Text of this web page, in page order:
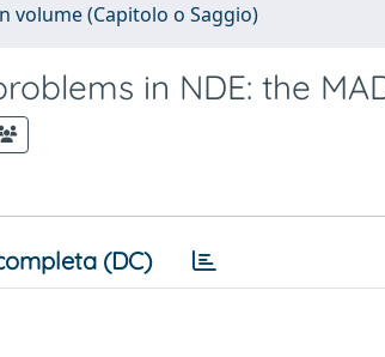
volume (Capitolo o Saggio)
in NDE: the
(DC)